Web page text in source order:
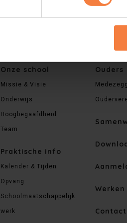
Onze school
Missie & Visie
Onderwijs
Hoogbegaafdheid
Team
Praktische info
Kalender & Tijden
Opvang
Schoolmaatschappelijk
werk
Ouders
Werken
Contact